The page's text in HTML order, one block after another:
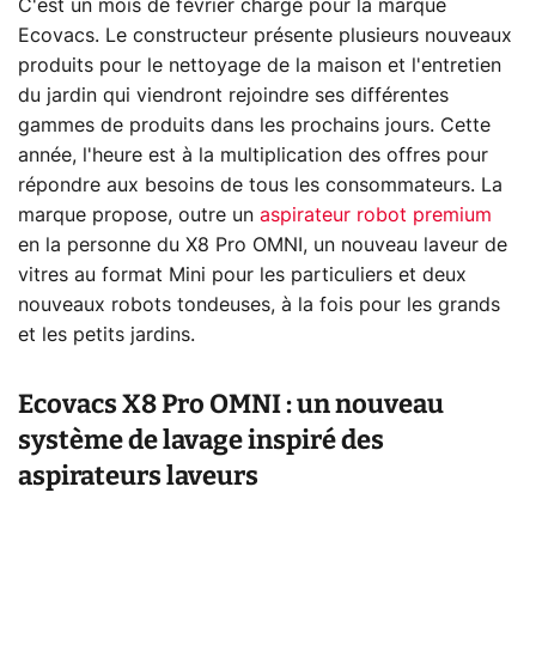
C'est un mois de février chargé pour la marque
Ecovacs. Le constructeur présente plusieurs nouveaux
produits pour le nettoyage de la maison et l'entretien
du jardin qui viendront rejoindre ses différentes
gammes de produits dans les prochains jours. Cette
année, l'heure est à la multiplication des offres pour
répondre aux besoins de tous les consommateurs. La
marque propose, outre un aspirateur robot premium
en la personne du X8 Pro OMNI, un nouveau laveur de
vitres au format Mini pour les particuliers et deux
nouveaux robots tondeuses, à la fois pour les grands
et les petits jardins.
Ecovacs X8 Pro OMNI : un nouveau
système de lavage inspiré des
aspirateurs laveurs